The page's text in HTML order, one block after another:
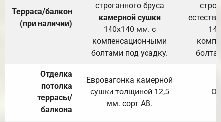
Терраса/балкон
(при наличии)
строганного бруса
камерной сушки
140х140 мм. с
компенсационными
болтами под усадку.
Отделка
потолка
террасы/
балкона
Евровагонка камерной
сушки толщиной 12,5
мм. сорт АВ.